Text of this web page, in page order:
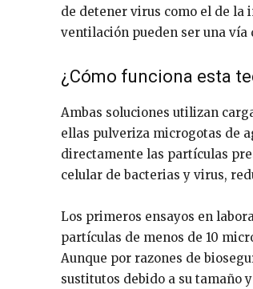
de detener virus como el de la
ventilación pueden ser una vía
¿Cómo funciona esta
Ambas soluciones utilizan
ellas pulveriza microgotas de
directamente las partículas
celular de bacterias y virus,
Los primeros ensayos en
partículas de menos de 10
Aunque por razones de
sustitutos debido a su tamaño